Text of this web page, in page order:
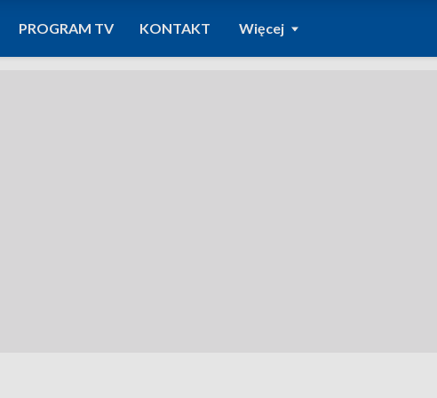
PROGRAM TV KONTAKT Więcej